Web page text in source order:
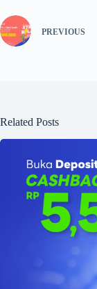
PREVIOUS
Related Posts